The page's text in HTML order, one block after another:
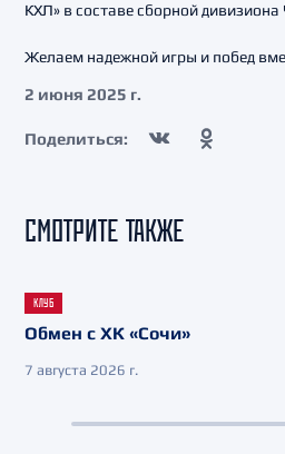
КХЛ» в составе сборной
Желаем надежной игры и побед
2 июня 2025 г.
Поделиться:
СМОТРИТЕ ТАКЖЕ
КЛУБ
Обмен с ХК «Сочи»
7 августа 2026 г.